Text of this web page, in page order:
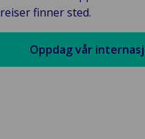
reiser finner sted.
Oppdag vår